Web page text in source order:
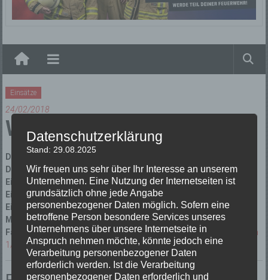
Elzach
Einsätze
24/02/2018
Wassernot
Datum:
Dauer:1 Stunde 12 Minuten
Einsatzart:Technische Hilfeleistung
Einsatzort:Yach Auf dem Edler
Einsatzleiter:Peter Schultis
Mannschaftsstärke:15
Fahrzeuge: Florian Elzach 1/10,Florian Elzach 1/19,Florian Elzach
1/44
Datenschutzerklärung
Stand: 29.08.2025
Wir freuen uns sehr über Ihr Interesse an unserem
Unternehmen. Eine Nutzung der Internetseiten ist
grundsätzlich ohne jede Angabe
personenbezogener Daten möglich. Sofern eine
betroffene Person besondere Services unseres
Unternehmens über unsere Internetseite in
Anspruch nehmen möchte, könnte jedoch eine
Verarbeitung personenbezogener Daten
erforderlich werden. Ist die Verarbeitung
personenbezogener Daten erforderlich und